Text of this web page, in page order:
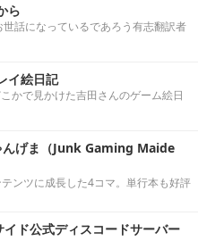
ら
話になっているであろう有志翻訳者
イ絵日記
かで見かけた吉田さんのゲーム絵日
んげま（Junk Gaming Maide
ンツに成長した4コマ。単行本も好評
ド公式ディスコードサーバー